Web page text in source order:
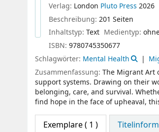
Verlag: London Pluto Press 2026
Beschreibung: 201 Seiten
Inhaltstyp: Text Medientyp:
ISBN: 9780745350677
Schlagwörter: Mental Health
Zusammenfassung: The Migrant Art
support systems. Drawing on their
belonging, care, and survival.
find hope in the face of upheaval,
Exemplare( 1 )